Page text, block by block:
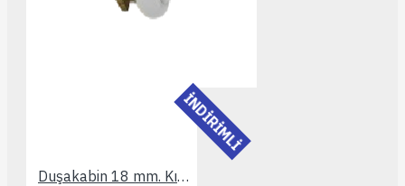
İNDİRİMLİ
Duşakabin 18 mm. Kısa Bilyelı Rulman